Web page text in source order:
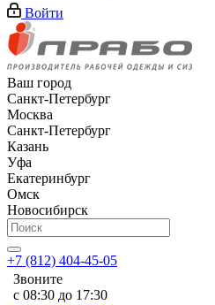
Войти
Ваш город
Санкт-Петербург
Москва
Санкт-Петербург
Казань
Уфа
Екатеринбург
Омск
Новосибирск
+7 (812) 404-45-05
Звоните
с 08:30 до 17:30